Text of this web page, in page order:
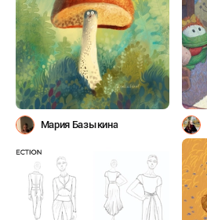
Мария Базыкина